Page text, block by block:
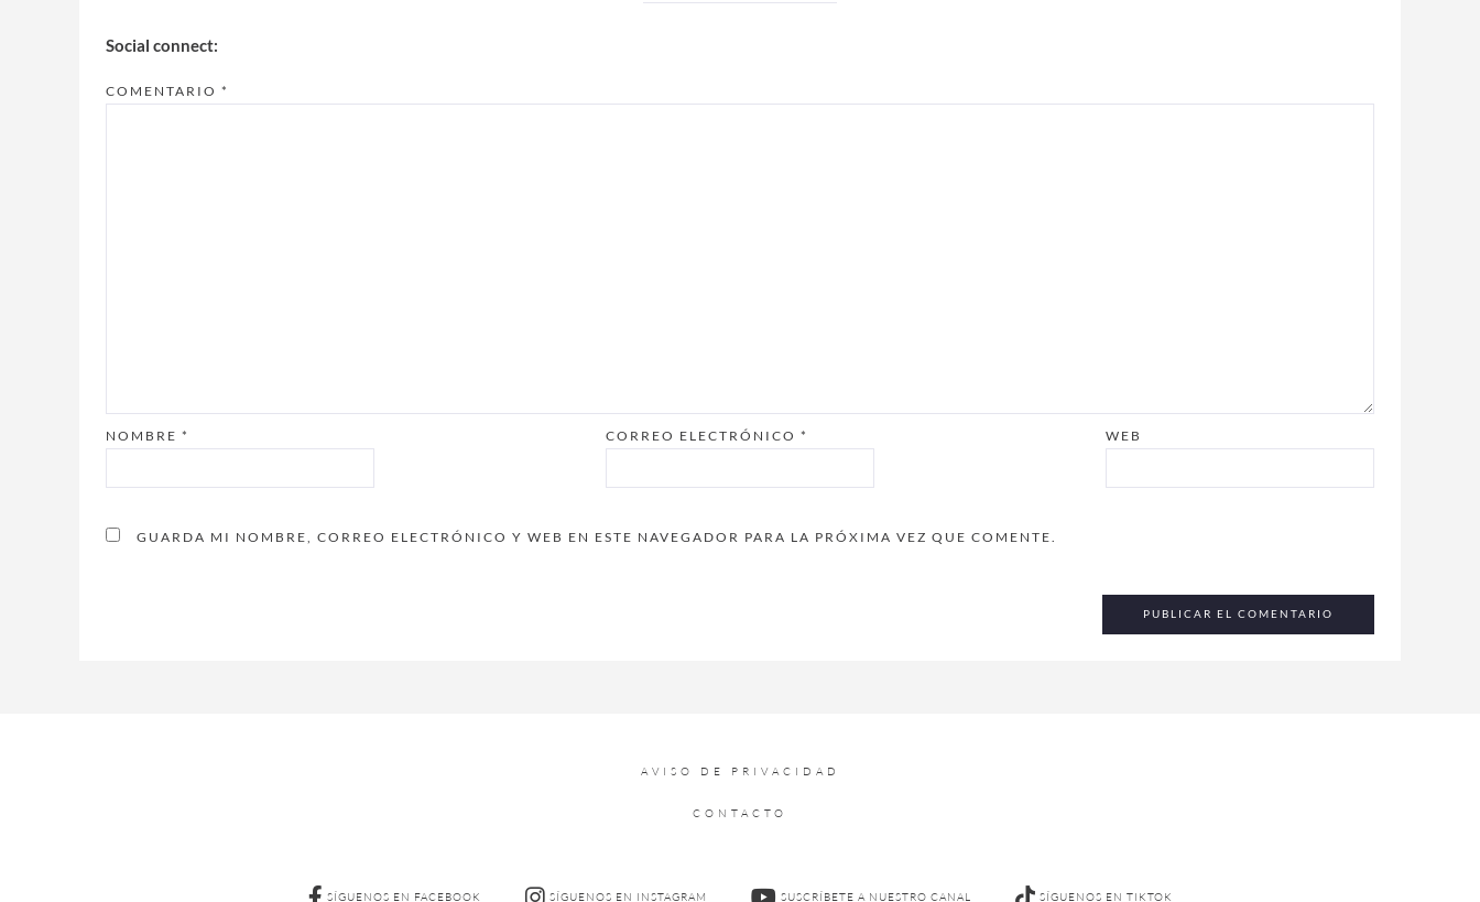
Social connect:
COMENTARIO *
NOMBRE * CORREO ELECTRÓNICO * WEB
GUARDA MI NOMBRE, CORREO ELECTRÓNICO Y WEB EN ESTE NAVEGADOR PARA LA PRÓXIMA VEZ QUE COMENTE.
AVISO DE PRIVACIDAD
CONTACTO
SÍGUENOS EN FACEBOOK SÍGUENOS EN INSTAGRAM SUSCRÍBETE A NUESTRO CANAL SÍGUENOS EN TIKTOK